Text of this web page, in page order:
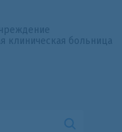
клиническая больница